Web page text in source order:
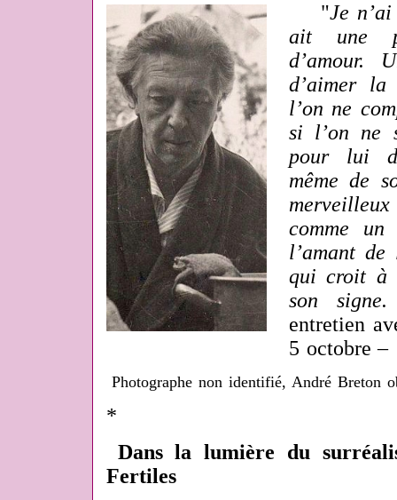
"Je
ait une
d’amour.
d’aimer
l’on ne
si l’on ne
pour lui
même de
comme
l’amant de
qui croit à
son signe.
entretien
5 octobre –
Photographe non identifié, André Breton
*
Dans la lumière du
Fertiles